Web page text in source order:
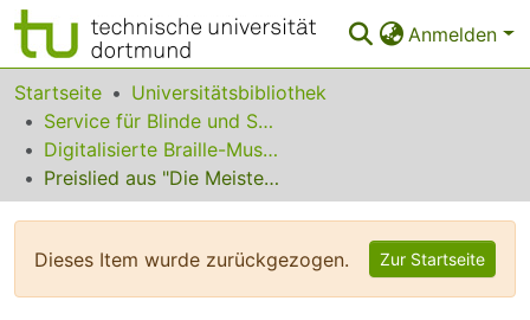
Anmelden
Bereiche & Sammlungen
Das gesamte Repositorium
Statistiken
Startseite
Universitätsbibliothek
Service für Blinde und Sehbehinderte
Digitalisierte Braille-Musik-Matrizen des VzfB
Preislied aus "Die Meistersinger"
Dieses Item wurde zurückgezogen. Zur Startseite